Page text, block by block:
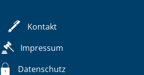
Kontakt
Impressum
Datenschutz